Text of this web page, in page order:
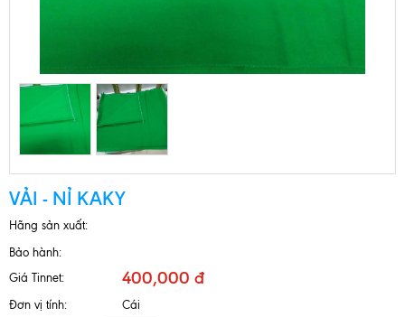
VẢI - NỈ KAKY
Hãng sản xuất:
Bảo hành:
Giá Tinnet:
400,000 đ
Đơn vị tính: Cái